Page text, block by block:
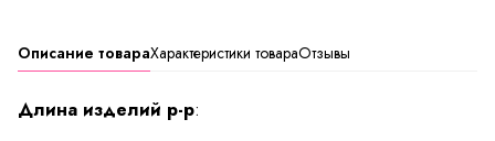
Описание товараХарактеристики товараОтзывы
Длина изделий р-р: